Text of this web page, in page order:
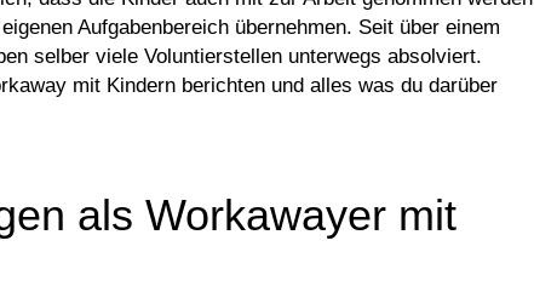
Aufgabenbereich übernehmen. Seit über einem
selber viele Voluntierstellen unterwegs absolviert.
mit Kindern berichten und alles was du darüber
als Workawayer mit